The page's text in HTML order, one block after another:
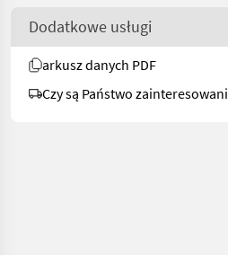
Dodatkowe usługi
arkusz danych PDF
Czy są Państwo